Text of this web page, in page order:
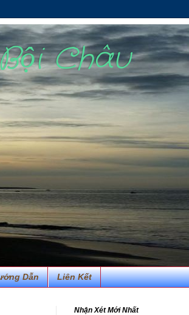
Châu
Dẫn Liên Kết
Nhận Xét Mới Nhất